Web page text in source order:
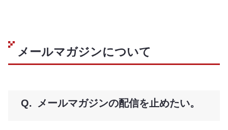
メールマガジンについて
メールマガジンの配信を止めたい。